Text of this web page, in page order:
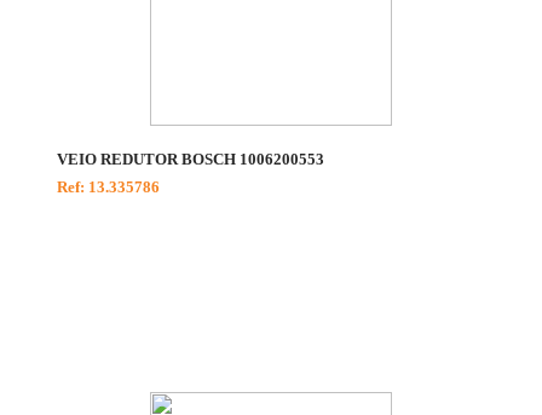
VEIO REDUTOR BOSCH 1006200553
Ref: 13.335786